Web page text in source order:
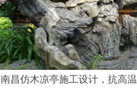
南昌仿木凉亭施工设计，抗高温